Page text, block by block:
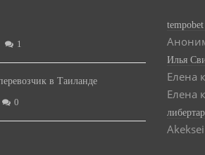
1
в Таиланде
0
Илья
Елена
Елена
Akeksei